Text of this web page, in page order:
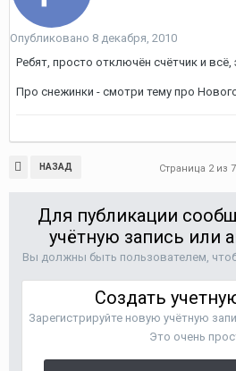
Опубликовано 8 декабря, 2010
Ребят, просто отключён счётчик и всё,
Про снежинки - смотри тему про
НАЗАД Страница 2 из 7
Для публикации
учётную запись или
Вы должны быть пользователем,
Создать
Зарегистрируйте новую учётную
Это очень